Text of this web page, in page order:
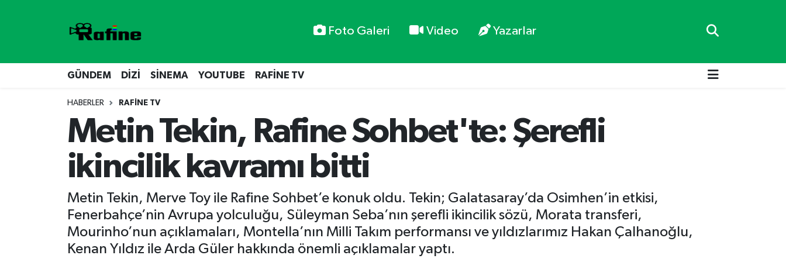
Foto Galeri Video Yazarlar
GÜNDEM DİZİ SİNEMA YOUTUBE RAFİNE TV
HABERLER RAFİNE TV
Metin Tekin, Rafine Sohbet'te: Şerefli
ikincilik kavramı bitti
Metin Tekin, Merve Toy ile Rafine Sohbet’e konuk oldu. Tekin; Galatasaray’da Osimhen’in etkisi,
Fenerbahçe’nin Avrupa yolculuğu, Süleyman Seba’nın şerefli ikincilik sözü, Morata transferi,
Mourinho’nun açıklamaları, Montella’nın Milli Takım performansı ve yıldızlarımız Hakan Çalhanoğlu,
Kenan Yıldız ile Arda Güler hakkında önemli açıklamalar yaptı.
SİNEMA
YOUTUBE
RAFİNE TV
GÜNDEM
RAFİNE TV
SİNEMA
VİDEO GALERİ
YOUTUBE
Hava Durumu
Namaz Vakitleri
Trafik Durumu
Süper Lig Puan Durumu ve Fikstür
Tüm Manşetler
Haber Arşivi